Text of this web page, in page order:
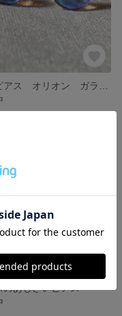
のあじさいピアス